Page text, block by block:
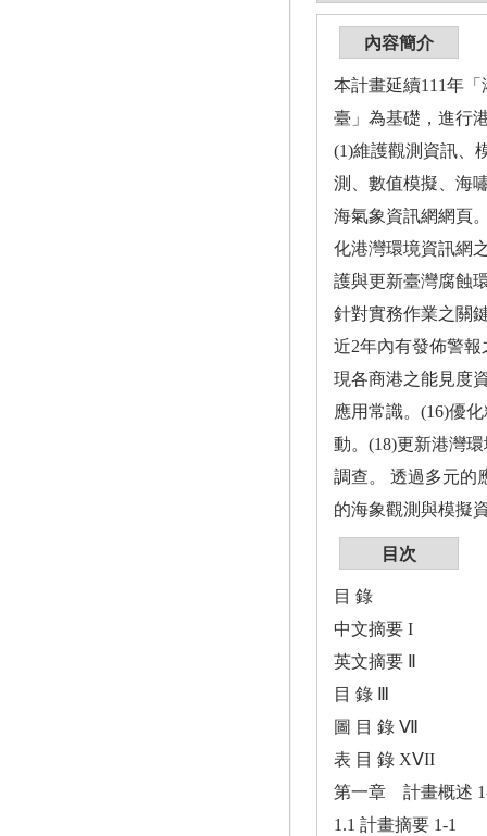
內容簡介
本計畫延續111年
臺」為基礎，進行
(1)維護觀測資訊、
測、數值模擬、海
海氣象資訊網網頁
化港灣環境資訊網
護與更新臺灣腐蝕
針對實務作業之關
近2年內有發佈警
現各商港之能見度
應用常識。(16)優
動。(18)更新港灣
調查。 透過多元的
的海象觀測與模擬
目次
目 錄
中文摘要 I
英文摘要 Ⅱ
目 錄 Ⅲ
圖 目 錄 Ⅶ
表 目 錄 XⅤII
第一章 計畫概述
1.1 計畫摘要 1-1